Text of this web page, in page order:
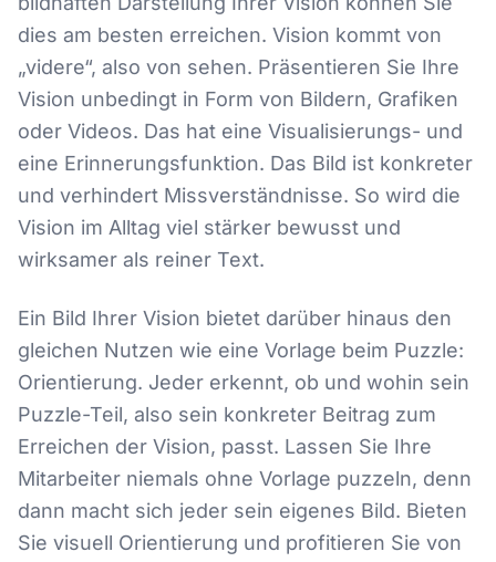
dies am besten erreichen. Vision kommt von
„videre“, also von sehen. Präsentieren Sie Ihre
Vision unbedingt in Form von Bildern, Grafiken
oder Videos. Das hat eine Visualisierungs- und
eine Erinnerungsfunktion. Das Bild ist konkreter
und verhindert Missverständnisse. So wird die
Vision im Alltag viel stärker bewusst und
wirksamer als reiner Text.
Ein Bild Ihrer Vision bietet darüber hinaus den
gleichen Nutzen wie eine Vorlage beim Puzzle:
Orientierung. Jeder erkennt, ob und wohin sein
Puzzle-Teil, also sein konkreter Beitrag zum
Erreichen der Vision, passt. Lassen Sie Ihre
Mitarbeiter niemals ohne Vorlage puzzeln, denn
dann macht sich jeder sein eigenes Bild. Bieten
Sie visuell Orientierung und profitieren Sie von